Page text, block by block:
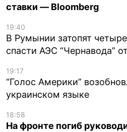
ставки — Bloomberg
19:40
В Румынии затопят
спасти АЭС “Чернавода”
19:17
“Голос Америки”
украинском языке
18:58
На фронте погиб